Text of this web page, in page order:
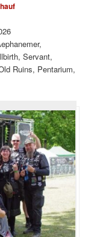
Servant,
Ruins, Pentarium,